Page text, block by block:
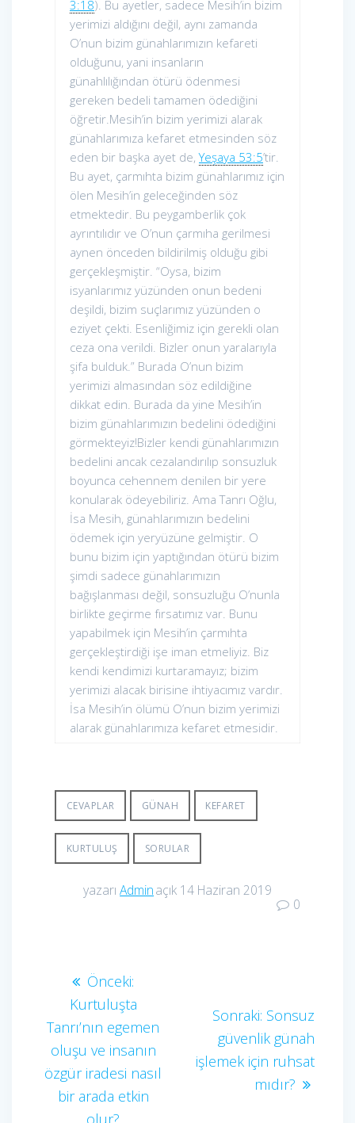
3:18). Bu ayetler, sadece Mesih’in bizim
yerimizi aldığını değil, aynı zamanda
O’nun bizim günahlarımızın kefareti
olduğunu, yani insanların
günahlılığından ötürü ödenmesi
gereken bedeli tamamen ödediğini
öğretir.Mesih’in bizim yerimizi alarak
günahlarımıza kefaret etmesinden söz
eden bir başka ayet de,Yeşaya 53:5’tir.
Bu ayet, çarmıhta bizim günahlarımız için
ölen Mesih’in geleceğinden söz
etmektedir. Bu peygamberlik çok
ayrıntılıdır ve O’nun çarmıha gerilmesi
aynen önceden bildirilmiş olduğu gibi
gerçekleşmiştir. “Oysa, bizim
isyanlarımız yüzünden onun bedeni
deşildi, bizim suçlarımız yüzünden o
eziyet çekti. Esenliğimiz için gerekli olan
ceza ona verildi. Bizler onun yaralarıyla
şifa bulduk.” Burada O’nun bizim
yerimizi almasından söz edildiğine
dikkat edin. Burada da yine Mesih’in
bizim günahlarımızın bedelini ödediğini
görmekteyiz!Bizler kendi günahlarımızın
bedelini ancak cezalandırılıp sonsuzluk
boyunca cehennem denilen bir yere
konularak ödeyebiliriz. Ama Tanrı Oğlu,
İsa Mesih, günahlarımızın bedelini
ödemek için yeryüzüne gelmiştir. O
bunu bizim için yaptığından ötürü bizim
şimdi sadece günahlarımızın
bağışlanması değil, sonsuzluğu O’nunla
birlikte geçirme fırsatımız var. Bunu
yapabilmek için Mesih’in çarmıhta
gerçekleştirdiği işe iman etmeliyiz. Biz
kendi kendimizi kurtaramayız; bizim
yerimizi alacak birisine ihtiyacımız vardır.
İsa Mesih’in ölümü O’nun bizim yerimizi
alarak günahlarımıza kefaret etmesidir.
CEVAPLAR GÜNAH KEFARET
KURTULUŞ SORULAR
yazarıAdminaçık 14 Haziran 2019
0
Yazı
gezinmesi
Önceki:
yazı:
Kurtuluşta
Tanrı’nın egemen
oluşu ve insanın
özgür iradesi nasıl
bir arada etkin
olur?
Sonraki: Sonraki
yazı:
Sonsuz
güvenlik günah
işlemek için ruhsat
mıdır?